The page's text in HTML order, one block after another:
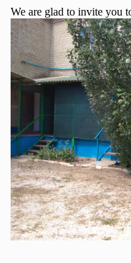
We are glad to invite you